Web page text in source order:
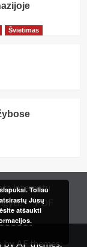
Švietimas
internetu
PDF
by AF themes.
Toliau
Jūsų
atšaukti